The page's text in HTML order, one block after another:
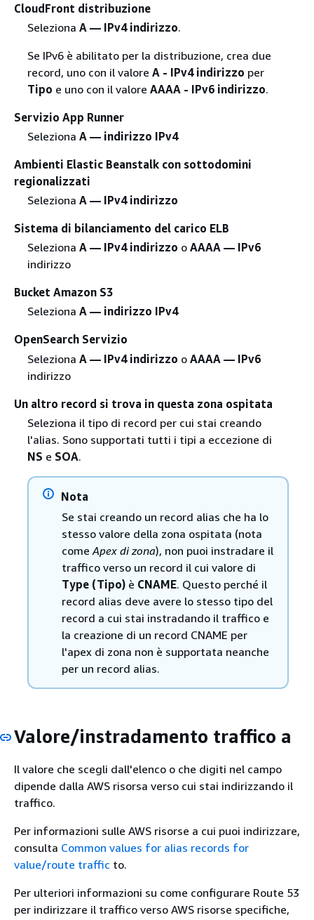
CloudFront distribuzione
Seleziona A — IPv4 indirizzo.
Se IPv6 è abilitato per la distribuzione, crea due
record, uno con il valore A - IPv4 indirizzo per
Tipo e uno con il valore AAAA - IPv6 indirizzo.
Servizio App Runner
Seleziona A — indirizzo IPv4
Ambienti Elastic Beanstalk con sottodomini
regionalizzati
Seleziona A — IPv4 indirizzo
Sistema di bilanciamento del carico ELB
Seleziona A — IPv4 indirizzo o AAAA — IPv6
indirizzo
Bucket Amazon S3
Seleziona A — indirizzo IPv4
OpenSearch Servizio
Seleziona A — IPv4 indirizzo o AAAA — IPv6
indirizzo
Un altro record si trova in questa zona ospitata
Seleziona il tipo di record per cui stai creando
l'alias. Sono supportati tutti i tipi a eccezione di
NS e SOA.
Nota
Se stai creando un record alias che ha lo
stesso valore della zona ospitata (nota
come Apex di zona), non puoi instradare il
traffico verso un record il cui valore di
Type (Tipo)è CNAME. Questo perché il
record alias deve avere lo stesso tipo del
record a cui stai instradando il traffico e
la creazione di un record CNAME per
l'apex di zona non è supportata neanche
per un record alias.
Valore/instradamento traffico a
Il valore che scegli dall'elenco o che digiti nel campo
dipende dalla AWS risorsa verso cui stai indirizzando il
traffico.
Per informazioni sulle AWS risorse a cui puoi indirizzare,
consulta Common values for alias records for
value/route traffic to.
Per ulteriori informazioni su come configurare Route 53
per indirizzare il traffico verso AWS risorse specifiche,